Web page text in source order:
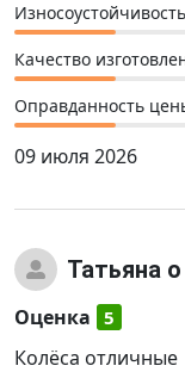
Износоустойчивость
Качество
Оправданность
09 июля 2026
Татьяна
Оценка 5
Колёса отличные